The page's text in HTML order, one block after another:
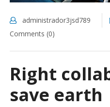
administrador3jsd789
Comments (0)
Right
save earth